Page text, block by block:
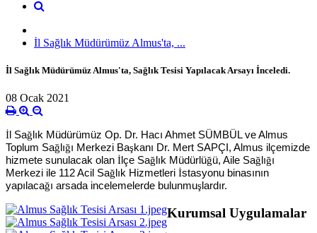
İl Sağlık Müdürümüz Almus'ta, ...
İl Sağlık Müdürümüz Almus'ta, Sağlık Tesisi Yapılacak Arsayı İnceledi.
08 Ocak 2021
İl Sağlık Müdürümüz Op. Dr. Hacı Ahmet SÜMBÜL ve Almus
Toplum Sağlığı Merkezi Başkanı Dr. Mert SAPÇI, Almus ilçemizde
hizmete sunulacak olan İlçe Sağlık Müdürlüğü, Aile Sağlığı
Merkezi ile 112 Acil Sağlık Hizmetleri İstasyonu binasının
yapılacağı arsada incelemelerde bulunmuşlardır.
Kurumsal Uygulamalar